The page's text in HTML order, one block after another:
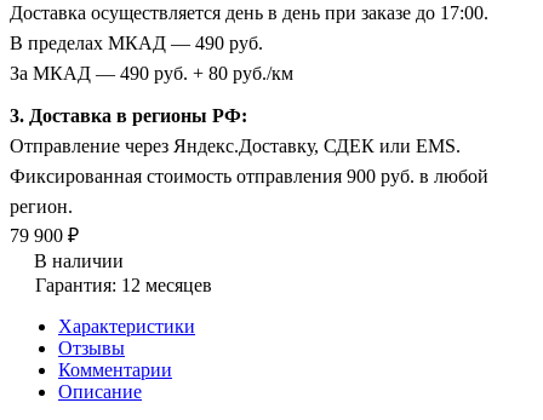
Доставка осуществляется день в день при заказе до 17:00.
В пределах МКАД — 490 руб.
За МКАД — 490 руб. + 80 руб./км
3. Доставка в регионы РФ:
Отправление через Яндекс.Доставку, СДЕК или EMS.
Фиксированная стоимость отправления 900 руб. в любой
регион.
79 900 ₽
В наличии
Гарантия: 12 месяцев
Характеристики
Отзывы
Комментарии
Описание